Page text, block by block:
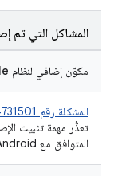
المشاكل التي تم
مكوّن إضافي لنظام Gradle المتوافق مع Android
المشكلة رقم 314731501
المتوافق مع Android في مشروع يستخدم ميزات ديناميكية